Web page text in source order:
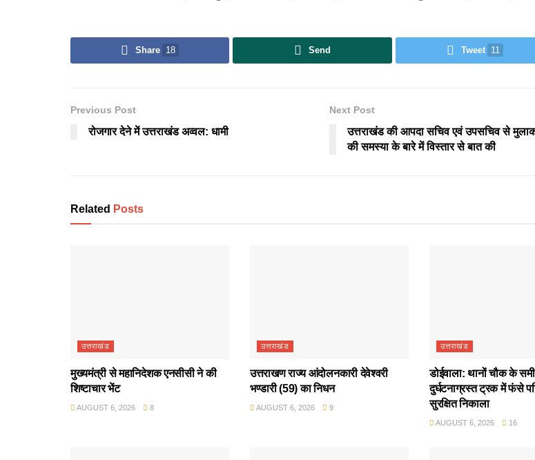
Share 18 Send Tweet 11
Previous Post
रोजगार देने में उत्तराखंड अव्वल: धामी
Next Post
उत्तराखंड की आपदा सचिव एवं उपसचिव से
की समस्या के बारे में विस्तार से बात की
Related Posts
उत्तराखंड
मुख्यमंत्री से महानिदेशक एनसीसी ने की
शिष्टाचार भेंट
AUGUST 6, 2026 8
उत्तराखंड
उत्तराखण राज्य आंदोलनकारी देवेश्वरी
भण्डारी (59) का निधन
AUGUST 6, 2026 9
उत्तराखंड
डोईवाला: थानों चौक के
दुर्घटनाग्रस्त ट्रक में फंसे
सुरक्षित निकाला
AUGUST 6, 2026 16